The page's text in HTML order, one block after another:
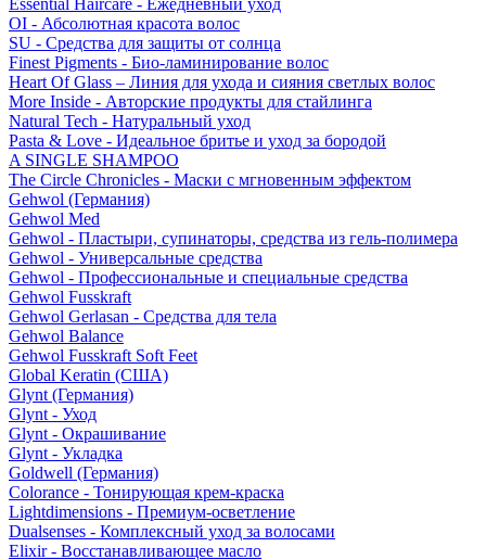
Essential Haircare - Eжедневный уход
OI - Абсолютная красота волос
SU - Средства для защиты от солнца
Finest Pigments - Био-ламинирование волос
Heart Of Glass – Линия для ухода и сияния светлых волос
More Inside - Авторские продукты для стайлинга
Natural Tech - Натуральный уход
Pasta & Love - Идеальное бритье и уход за бородой
A SINGLE SHAMPOO
The Circle Chronicles - Маски с мгновенным эффектом
Gehwol (Германия)
Gehwol Med
Gehwol - Пластыри, супинаторы, средства из гель-полимера
Gehwol - Универсальные средства
Gehwol - Профессиональные и специальные средства
Gehwol Fusskraft
Gehwol Gerlasan - Средства для тела
Gehwol Balance
Gehwol Fusskraft Soft Feet
Global Keratin (США)
Glynt (Германия)
Glynt - Уход
Glynt - Окрашивание
Glynt - Укладка
Goldwell (Германия)
Colorance - Тонирующая крем-краска
Lightdimensions - Премиум-осветление
Dualsenses - Комплексный уход за волосами
Elixir - Восстанавливающее масло